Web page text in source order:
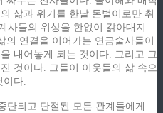
삶과 위기를 한낱 돈벌이로만 취
사들의 위상을 한없이 갉아대지
연결을 이어가는 연금술사들이
내어놓게 되는 것이다. 그리고 그
것이다. 그들이 이웃들의 삶 속으
이다.
단되고 단절된 모든 관계들에게